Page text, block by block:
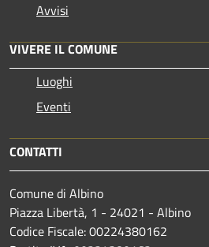
Avvisi
VIVERE IL COMUNE
Luoghi
Eventi
CONTATTI
Comune di Albino
Piazza Libertà, 1 - 24021 - Albino
Codice Fiscale: 00224380162